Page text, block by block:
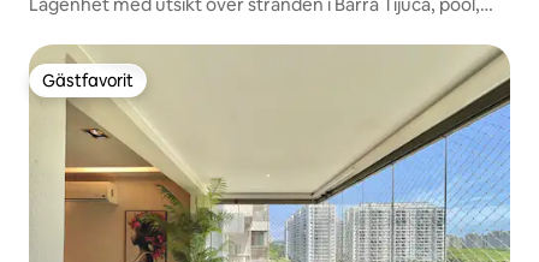
Gästfavorit
Gästfavorit